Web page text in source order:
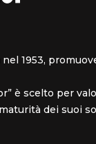
nel 1953,
è scelto per
dei suoi